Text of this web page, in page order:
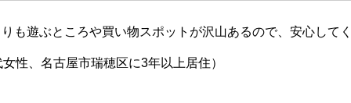
も遊ぶところや買い物スポットが沢山あるので、安心してく
性、名古屋市瑞穂区に3年以上居住）